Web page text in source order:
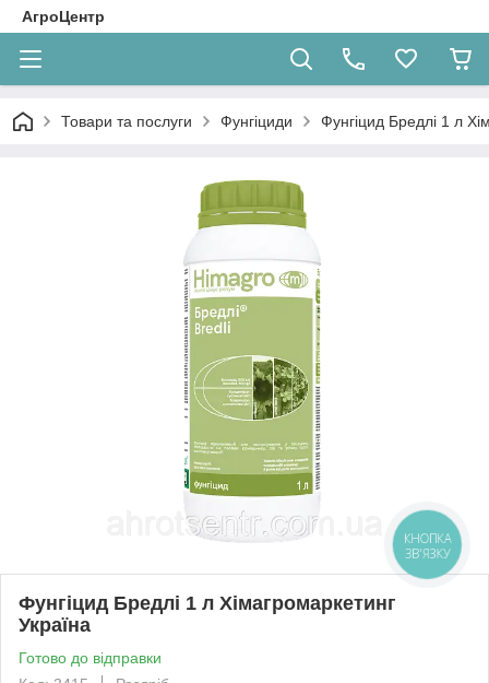
АгроЦентр
Товари та послуги Фунгіциди Фунгіцид Бредлі 1 л
Фунгіцид Бредлі 1 л Хімагромаркетинг
Україна
Готово до відправки
КНОПКА
ЗВ'ЯЗКУ